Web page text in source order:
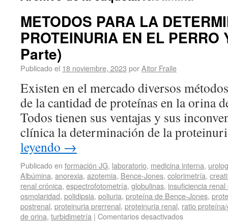
METODOS PARA LA
PROTEINURIA EN EL PERRO
Parte)
Publicado el 18 noviembre, 2023 porAitor Fraile
Existen en el mercado diversos
de la cantidad de proteínas en la orina
Todos tienen sus ventajas y sus
clínica la determinación de la
leyendo →
Publicado en formación JG, laboratorio, medicina interna,
Albúmina, anorexia, azotemia, Bence-Jones, colorimetría,
renal crónica, espectrofotometría, globulinas, insuficiencia renal
osmolaridad, polidipsia, poliuria, proteína de Bence-Jones,
postrenal, proteinuria prerrenal, proteinuria renal, ratio
de orina, turbidimetría | Comentarios desactivados